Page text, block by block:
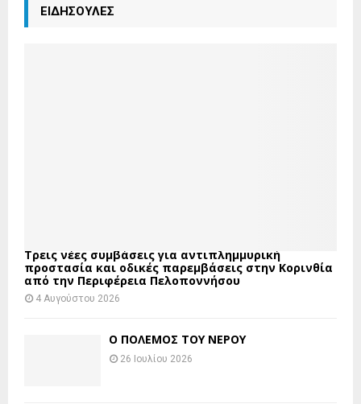
ΕΙΔΗΣΟΥΛΕΣ
Τρεις νέες συμβάσεις για αντιπλημμυρική
προστασία και οδικές παρεμβάσεις στην Κορινθία
από την Περιφέρεια Πελοποννήσου
4 Αυγούστου 2026
Ο ΠΟΛΕΜΟΣ ΤΟΥ ΝΕΡΟΥ
26 Ιουλίου 2026